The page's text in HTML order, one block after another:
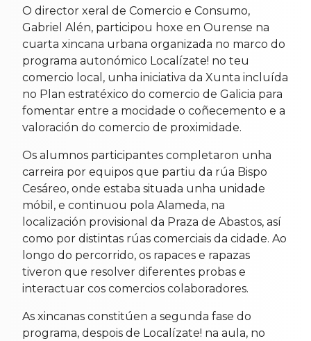
O director xeral de Comercio e Consumo,
Gabriel Alén, participou hoxe en Ourense na
cuarta xincana urbana organizada no marco do
programa autonómico Localízate! no teu
comercio local, unha iniciativa da Xunta incluída
no Plan estratéxico do comercio de Galicia para
fomentar entre a mocidade o coñecemento e a
valoración do comercio de proximidade.
Os alumnos participantes completaron unha
carreira por equipos que partiu da rúa Bispo
Cesáreo, onde estaba situada unha unidade
móbil, e continuou pola Alameda, na
localización provisional da Praza de Abastos, así
como por distintas rúas comerciais da cidade. Ao
longo do percorrido, os rapaces e rapazas
tiveron que resolver diferentes probas e
interactuar cos comercios colaboradores.
As xincanas constitúen a segunda fase do
programa, despois de Localízate! na aula, no